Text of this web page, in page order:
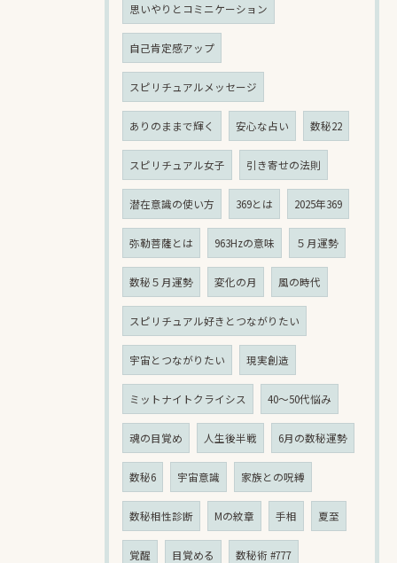
思いやりとコミニケーション
自己肯定感アップ
スピリチュアルメッセージ
ありのままで輝く 安心な占い 数秘22
スピリチュアル女子 引き寄せの法則
潜在意識の使い方 369とは 2025年369
弥勒菩薩とは 963Hzの意味 ５月運勢
数秘５月運勢 変化の月 風の時代
スピリチュアル好きとつながりたい
宇宙とつながりたい 現実創造
ミットナイトクライシス 40〜50代悩み
魂の目覚め 人生後半戦 6月の数秘運勢
数秘6 宇宙意識 家族との呪縛
数秘相性診断 Mの紋章 手相 夏至
覚醒 目覚める 数秘術 #777